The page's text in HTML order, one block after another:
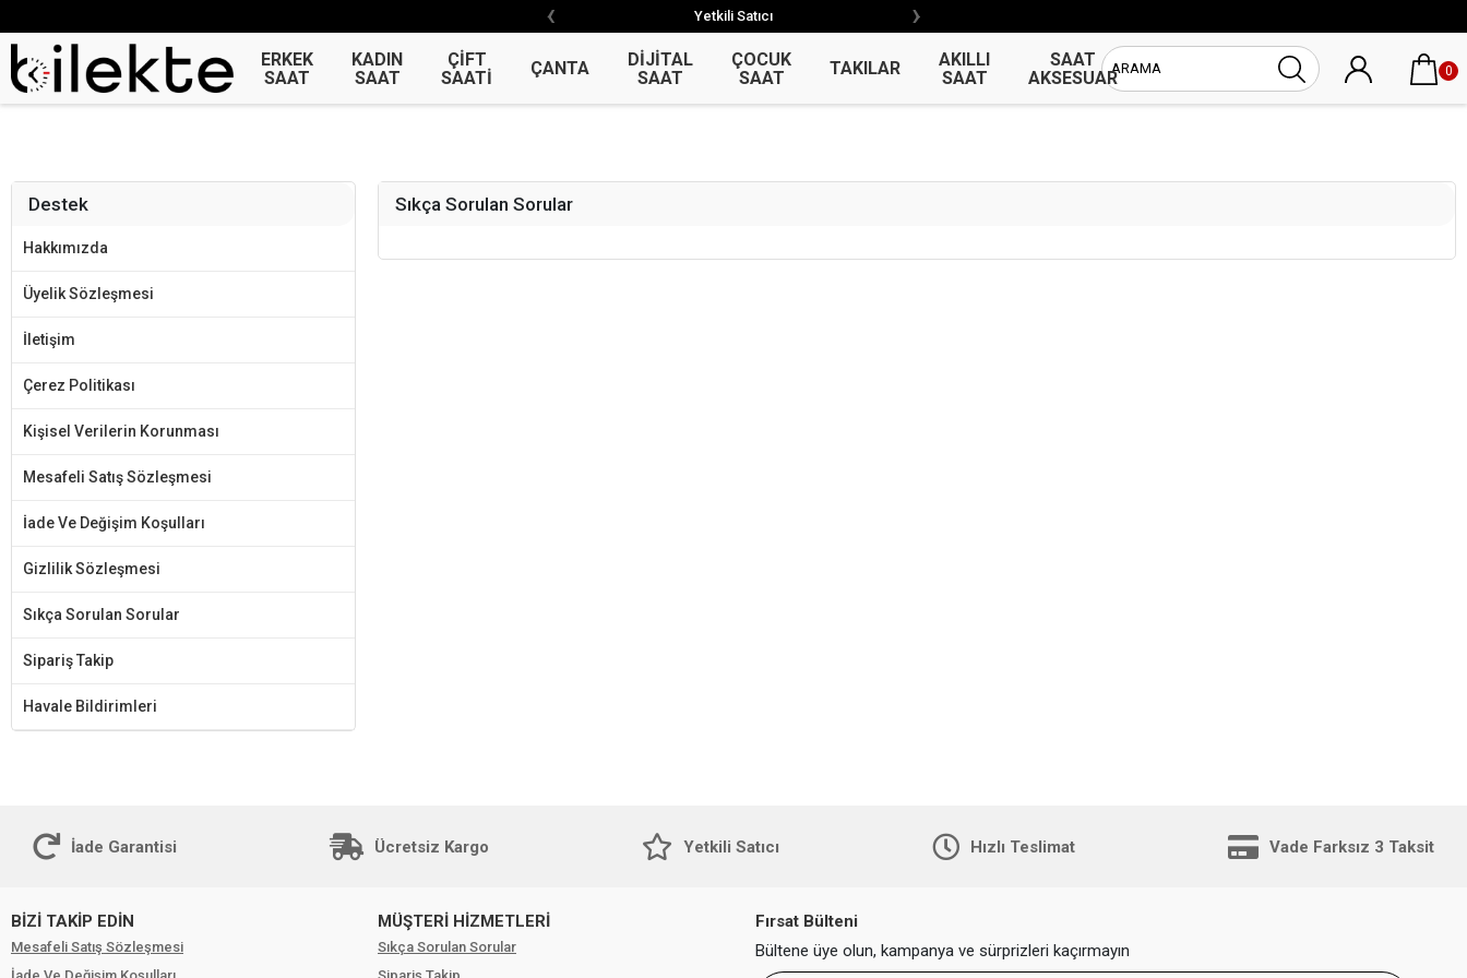
Yetkili Satıcı
‹ ›
ERKEK
SAAT
KADIN
SAAT
ÇİFT
SAATİ
ÇANTA
DİJİTAL
SAAT
ÇOCUK
SAAT
TAKILAR
AKILLI
SAAT
SAAT
AKSESUAR
UNİSEX
0
Garantili Ürün
‹ ›
Destek
Hakkımızda
Üyelik Sözleşmesi
İletişim
Çerez Politikası
Kişisel Verilerin Korunması
Mesafeli Satış Sözleşmesi
İade Ve Değişim Koşulları
Gizlilik Sözleşmesi
Sıkça Sorulan Sorular
Sipariş Takip
Havale Bildirimleri
Sıkça Sorulan Sorular
İade Garantisi Ücretsiz Kargo Yetkili Satıcı Hızlı Teslimat Vade Farksız 3 Taksit
BİZİ TAKİP EDİN
Mesafeli Satış Sözleşmesi
MÜŞTERİ HİZMETLERİ
Sıkça Sorulan Sorular
Fırsat Bülteni
Bültene üye olun, kampanya ve sürprizleri kaçırmayın